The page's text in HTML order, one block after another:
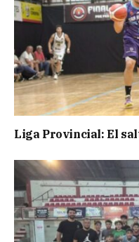
Liga Provincial: El